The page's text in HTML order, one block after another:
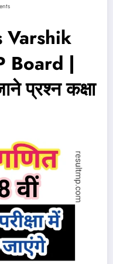
Varshik
Board |
प्रश्न कक्षा